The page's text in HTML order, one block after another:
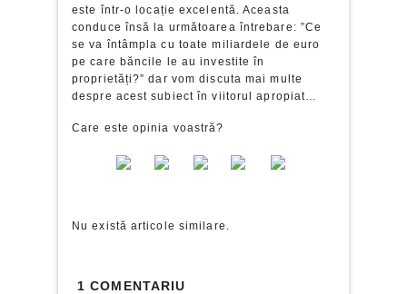
este într-o locație excelentă. Aceasta
conduce însă la următoarea întrebare: ”Ce
se va întâmpla cu toate miliardele de euro
pe care băncile le au investite în
proprietăți?” dar vom discuta mai multe
despre acest subiect în viitorul apropiat…
Care este opinia voastră?
Nu există articole similare.
1 COMENTARIU